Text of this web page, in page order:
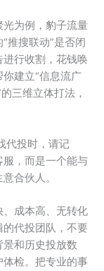
为例，豹子流量
推搜联动”是否闭
行收割，花钱唤
建立“信息流广
三维立体打法，
代投时，请记
，而是一个能与
合伙人。
成本高、无转化
代投团队，不要
和历史投放数
检。把专业的事